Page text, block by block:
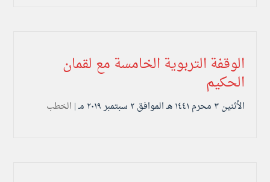
الوقفة التربوية الخامسة مع لقمان
الحكيم
الأثنين ۳ محرم ۱٤٤۱ هـ الموافق ۲ سبتمبر ۲۰۱۹ مـ | الخطب